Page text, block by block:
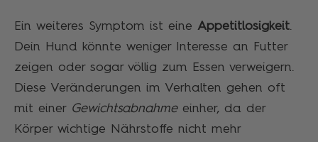
Ein weiteres Symptom ist eineAppetitlosigkeit.
Dein Hund könnte weniger Interesse an Futter
zeigen oder sogar völlig zum Essen verweigern.
Diese Veränderungen im Verhalten gehen oft
mit einer Gewichtsabnahmeeinher, da der
Körper wichtige Nährstoffe nicht mehr